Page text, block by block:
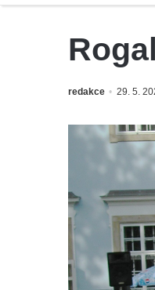
redakce 29. 5.